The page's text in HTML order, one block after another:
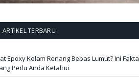
ARTIKEL TERBARU
Epoxy Kolam Renang Bebas Lumut? Ini Fakta
Perlu Anda Ketahui